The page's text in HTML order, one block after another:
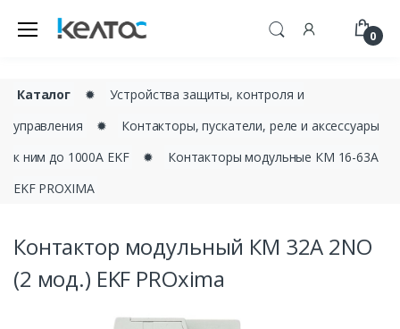
0
Каталог ✹
Устройства защиты, контроля и
управления
✹
Контакторы, пускатели, реле и аксессуары
к ним до 1000А EKF
✹
Контакторы модульные КМ 16-63А
EKF PROXIMA
Контактор модульный КМ 32А 2NО
(2 мод.) EKF PROxima